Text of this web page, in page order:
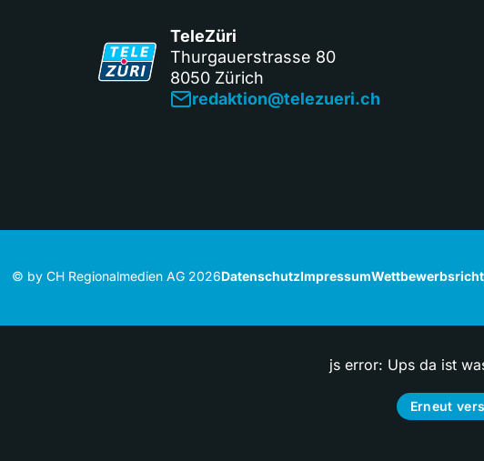
TeleZüri
Thurgauerstrasse 80
8050 Zürich
redaktion@telezueri.ch
© by CH Regionalmedien AG 2026DatenschutzImpressum
js error: Ups da ist
Erneut